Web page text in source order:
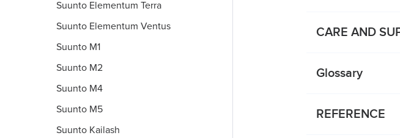
Suunto Elementum Terra
Suunto Elementum Ventus
Suunto M1
Suunto M2
Suunto M4
Suunto M5
Suunto Kailash
CARE AND
Glossary
REFERENCE